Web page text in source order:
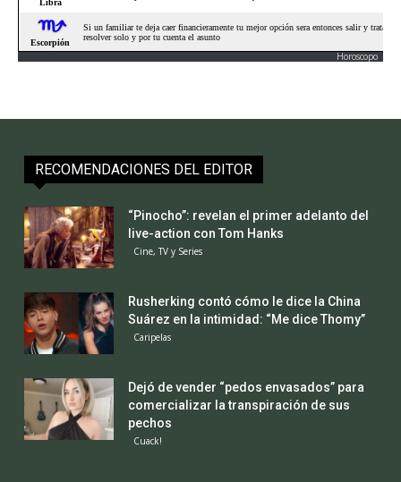
Horoscopo
RECOMENDACIONES DEL EDITOR
“Pinocho”: revelan el primer adelanto del
live-action con Tom Hanks
Cine, TV y Series
Rusherking contó cómo le dice la China
Suárez en la intimidad: “Me dice Thomy”
Caripelas
Dejó de vender “pedos envasados” para
comercializar la transpiración de sus
pechos
Cuack!